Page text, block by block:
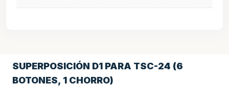
SUPERPOSICIÓN D1 PARA TSC-24 (6
BOTONES, 1 CHORRO)